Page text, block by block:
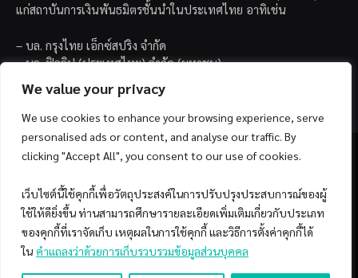
We value your privacy
We use cookies to enhance your browsing experience, serve
personalised ads or content, and analyse our traffic. By
clicking "Accept All", you consent to our use of cookies.
เว็บไซต์นี้ใช้คุกกี้เพื่อวัตถุประสงค์ในการปรับปรุงประสบการณ์ของผู้
ใช้ให้ดียิ่งขึ้น ท่านสามารถศึกษารายละเอียดเพิ่มเติมเกี่ยวกับประเภท
ของคุกกี้ที่เราจัดเก็บ เหตุผลในการใช้คุกกี้ และวิธีการตั้งค่าคุกกี้ได้
ใน คำแถลงว่าด้วยการเก็บรวบรวมข้อมูลส่วนบุคคล
แก่สถาบันการเงินพันธมิตรชั้นนำในประเทศไทย อาทิเช่น
– บล. กรุงไทย เอ็กซ์สปริง จำกัด
– บล. ฟิลลิป (ประเทศไทย) จำกัด (มหาชน)
FacebookYouTube
© 2026 Copyright by SiamQuant.